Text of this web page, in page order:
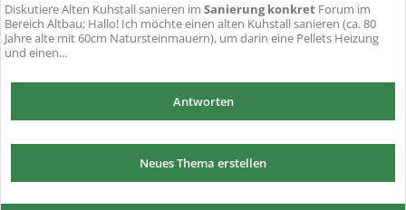
DiskutiereAlten Kuhstall sanieren im Sanierung konkret Forum im
Bereich Altbau; Hallo! Ich möchte einen alten Kuhstall sanieren (ca. 80
Jahre alte mit 60cm Natursteinmauern), um darin eine Pellets Heizung
und einen...
Antworten
Neues Thema erstellen